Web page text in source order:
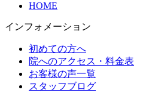
HOME
インフォメーション
初めての方へ
院へのアクセス・料金表
お客様の声一覧
スタッフブログ